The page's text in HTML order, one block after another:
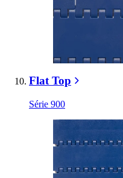
Flat Top
Série 900